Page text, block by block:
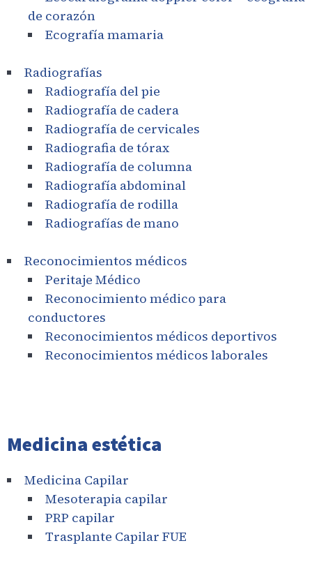
de corazón
Ecografía mamaria
Radiografías
Radiografía del pie
Radiografía de cadera
Radiografía de cervicales
Radiografia de tórax
Radiografía de columna
Radiografía abdominal
Radiografía de rodilla
Radiografías de mano
Reconocimientos médicos
Peritaje Médico
Reconocimiento médico para
conductores
Reconocimientos médicos deportivos
Reconocimientos médicos laborales
Medicina estética
Medicina Capilar
Mesoterapia capilar
PRP capilar
Trasplante Capilar FUE